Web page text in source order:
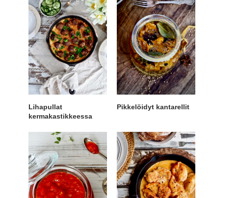
Lihapullat
kermakastikkeessa
Pikkelöidyt kantarellit